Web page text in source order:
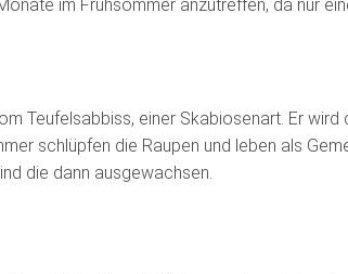
im Frühsommer anzutreffen, da nur
Teufelsabbiss, einer Skabiosenart. Er
schlüpfen die Raupen und leben als
die dann ausgewachsen.